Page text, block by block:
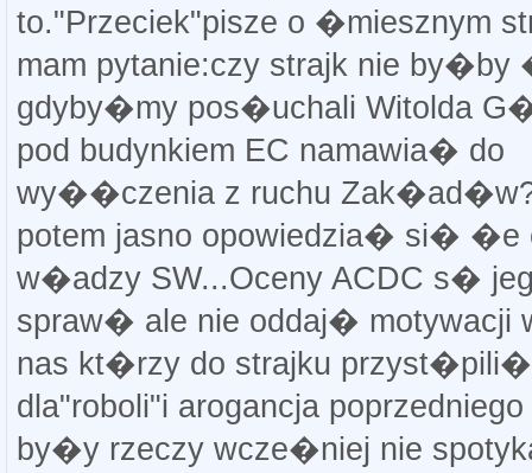
to."Przeciek"pisze o �miesznym
mam pytanie:czy strajk nie by�by
gdyby�my pos�uchali Witolda
pod budynkiem EC namawia� do
wy��czenia z ruchu
potem jasno opowiedzia� si� �e
w�adzy SW...Oceny ACDC s�
spraw� ale nie oddaj� motywacji
nas kt�rzy do strajku
dla"roboli"i arogancja
by�y rzeczy wcze�niej nie